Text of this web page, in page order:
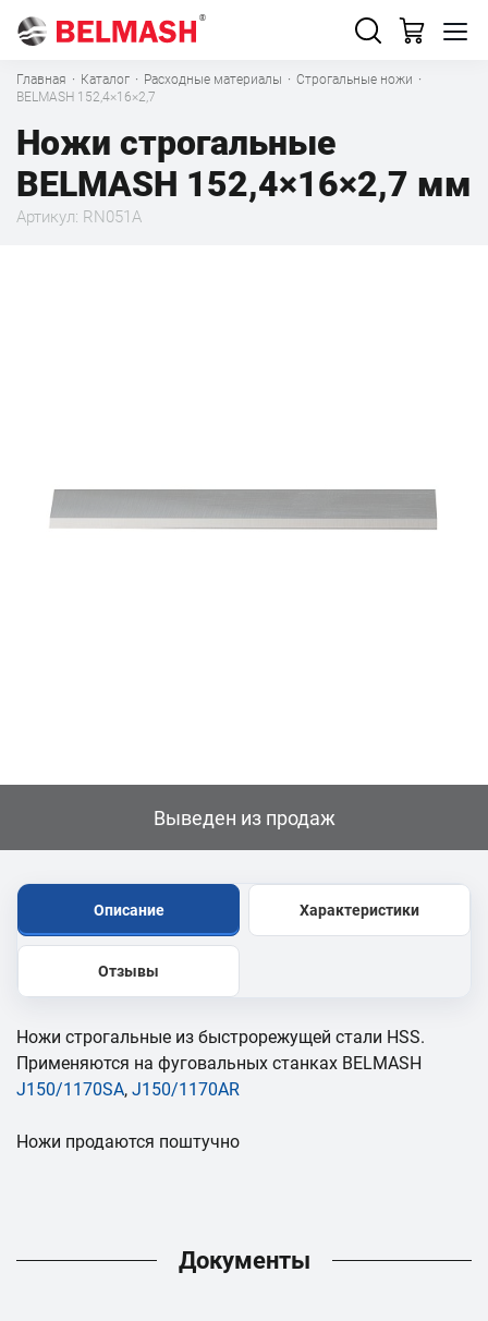
Главная · Каталог · Расходные материалы · Строгальные ножи ·
BELMASH 152,4×16×2,7
Ножи строгальные
BELMASH 152,4×16×2,7 мм
Артикул: RN051A
Выведен из продаж
Описание Характеристики
Отзывы
Ножи строгальные из быстрорежущей стали HSS.
Применяются на фуговальных станках BELMASH
J150/1170SA, J150/1170AR
Ножи продаются поштучно
Документы